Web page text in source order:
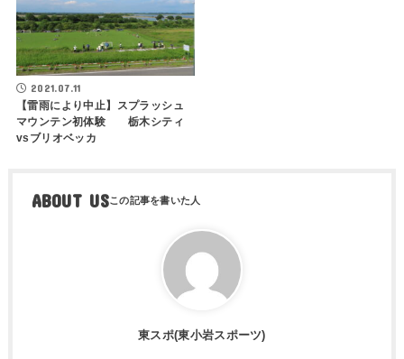
2021.07.11
【雷雨により中止】スプラッシュ
マウンテン初体験 栃木シティ
vsブリオベッカ
ABOUT US
東スポ(東小岩スポーツ)